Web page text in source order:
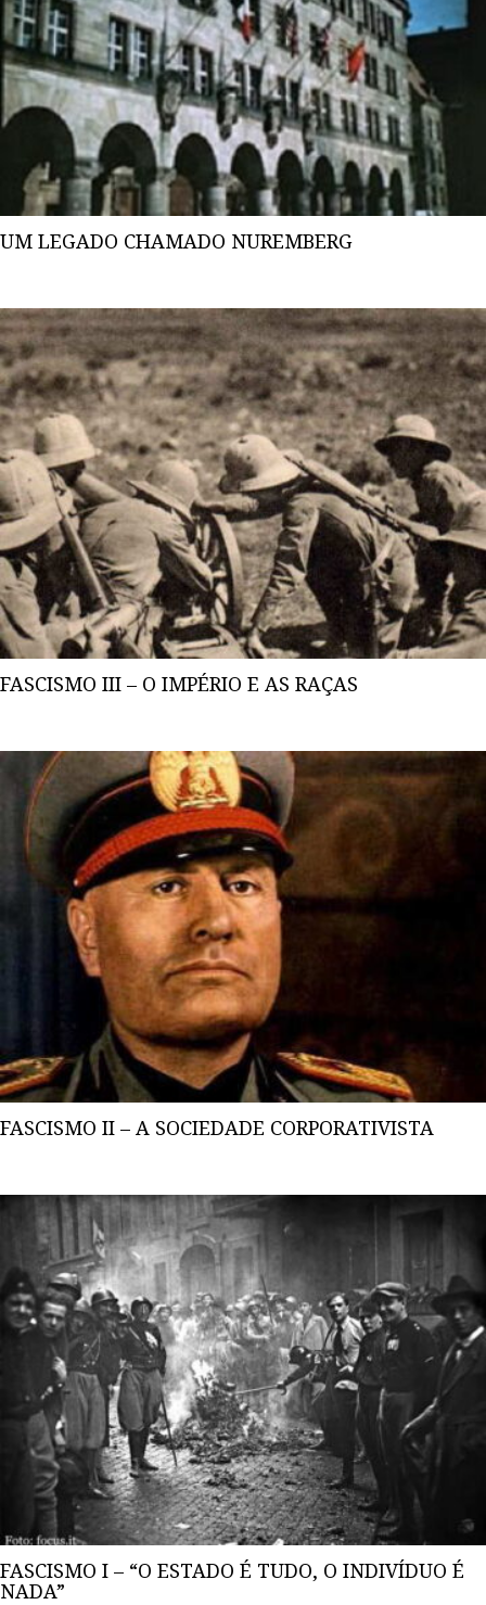
UM LEGADO CHAMADO NUREMBERG
FASCISMO III – O IMPÉRIO E AS RAÇAS
FASCISMO II – A SOCIEDADE CORPORATIVISTA
FASCISMO I – “O ESTADO É TUDO, O INDIVÍDUO É
NADA”